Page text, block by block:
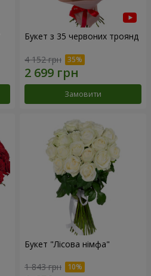
Букет з 35 червоних троянд
4 152 грн
Замовити
Букет "Лісова німфа"
1 843 грн